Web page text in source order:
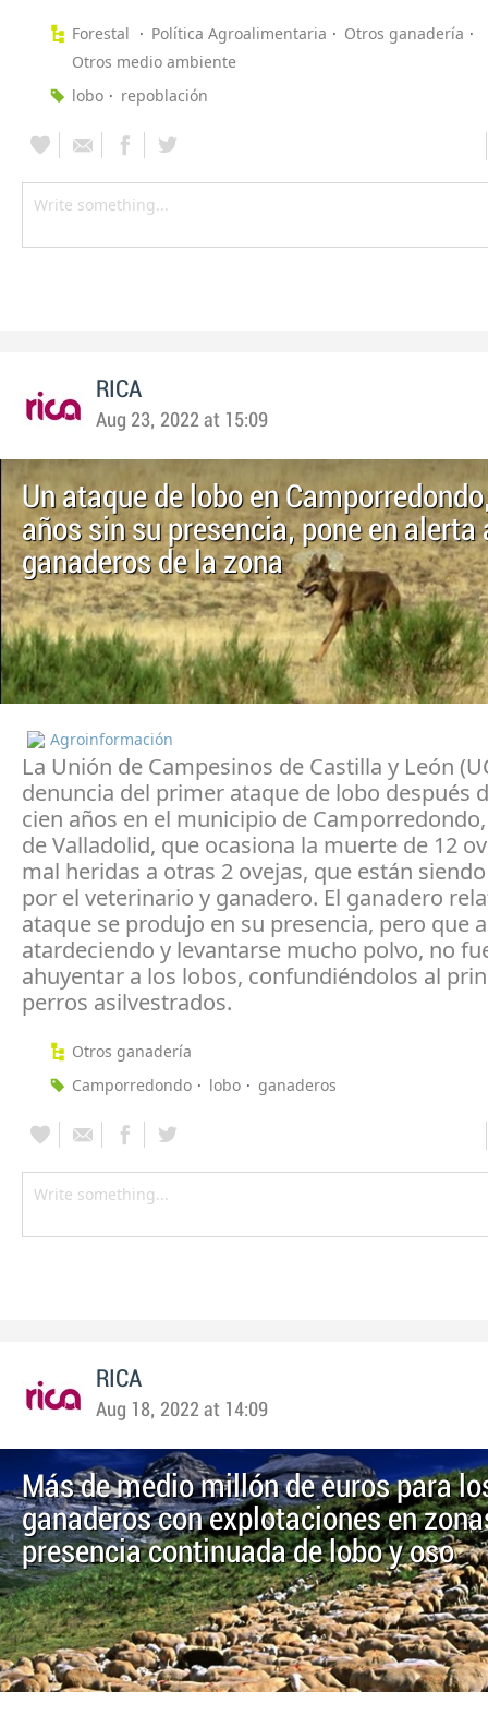
Forestal Política Agroalimentaria
Otros ganadería
Otros medio ambiente
lobo
repoblación
RICA
Aug 23, 2022 at 15:09
Un ataque de lobo en
años sin su presencia, pone en alerta
ganaderos de la zona
Agroinformación
La Unión de Campesinos de Castilla y León
denuncia del primer ataque de lobo después
cien años en el municipio de
de Valladolid, que ocasiona la muerte de 12
mal heridas a otras 2 ovejas, que están
por el veterinario y ganadero. El ganadero
ataque se produjo en su presencia, pero que
atardeciendo y levantarse mucho polvo, no
ahuyentar a los lobos, confundiéndolos al
perros asilvestrados.
Otros ganadería
Camporredondo
lobo ganaderos
RICA
Aug 18, 2022 at 14:09
Más de medio millón de euros para
ganaderos con explotaciones en
presencia continuada de lobo y oso